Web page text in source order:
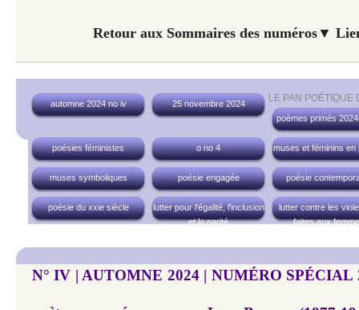
Retour aux Sommaires des numéros▼
LE PAN POÉTIQUE
automne 2024 no iv
25 novembre 2024
poèmes primés
poésies féministes o no 4 muses et féminins en
muses symboliques poésie engagée poésie
poésie du xxie siècle
lutter pour l'égalité, l'inclusion
et la parité
lutter contre les
faites aux
N° IV | AUTOMNE 2024 | NUMÉRO SPÉCIAL